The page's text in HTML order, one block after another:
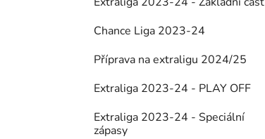
Chance Liga 2023-24
Příprava na extraligu 2024/25
Extraliga 2023-24 - PLAY OFF
Extraliga 2023-24 - Speciální
zápasy